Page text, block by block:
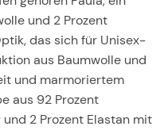
und 2 Prozent
das sich für Unisex-
aus Baumwolle und
und marmoriertem
aus 92 Prozent
2 Prozent Elastan mit